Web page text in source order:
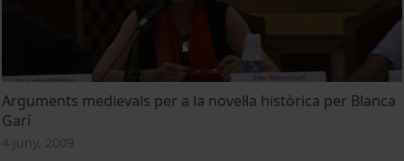
Arguments medievals per a la novel·la històrica per Blanca
Garí
4 juny, 2009